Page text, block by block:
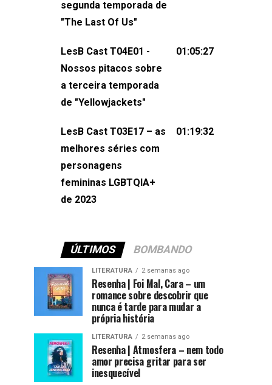
não esqueça de visitar nosso site e
sociais:Twitter: ⁠⁠⁠⁠@lesbout_br⁠⁠⁠⁠ Instagram:
do LesB Cast:Apresentação de
Karolen Passos
(⁠⁠⁠⁠⁠⁠@KarolenPassos⁠⁠⁠⁠⁠⁠)Participação de
Pollyelly FlorêncioEdição de Naiady
Machado
segunda temporada de
"The Last Of Us"
LesB Cast T04E01 -
Nossos pitacos sobre
a terceira temporada
de "Yellowjackets"
01:05:27
LesB Cast T03E17 – as
melhores séries com
personagens
femininas LGBTQIA+
de 2023
01:19:32
ÚLTIMOS BOMBANDO
LITERATURA 2 semanas ago
Resenha | Foi Mal, Cara – um
romance sobre descobrir que
nunca é tarde para mudar a
própria história
LITERATURA 2 semanas ago
Resenha | Atmosfera – nem todo
amor precisa gritar para ser
inesquecível